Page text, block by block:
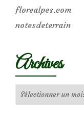
florealpes.com
notesdeterrain
Archives